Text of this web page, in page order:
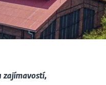
zajímavostí,